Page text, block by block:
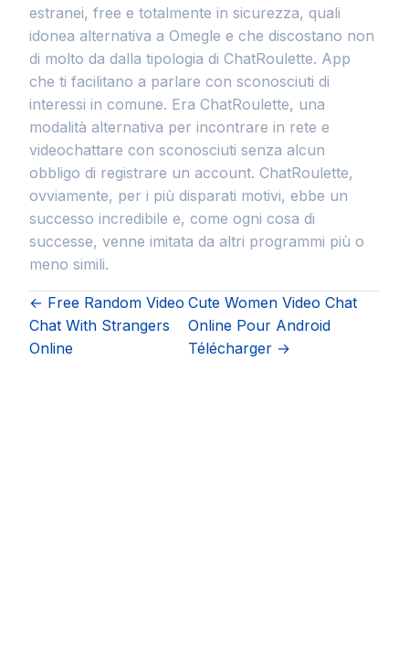
estranei, free e totalmente in sicurezza, quali
idonea alternativa a Omegle e che discostano non
di molto da dalla tipologia di ChatRoulette. App
che ti facilitano a parlare con sconosciuti di
interessi in comune. Era ChatRoulette, una
modalità alternativa per incontrare in rete e
videochattare con sconosciuti senza alcun
obbligo di registrare un account. ChatRoulette,
ovviamente, per i più disparati motivi, ebbe un
successo incredibile e, come ogni cosa di
successe, venne imitata da altri programmi più o
meno simili.
← Free Random Video
Chat With Strangers
Online
Cute Women Video Chat
Online Pour Android
Télécharger →